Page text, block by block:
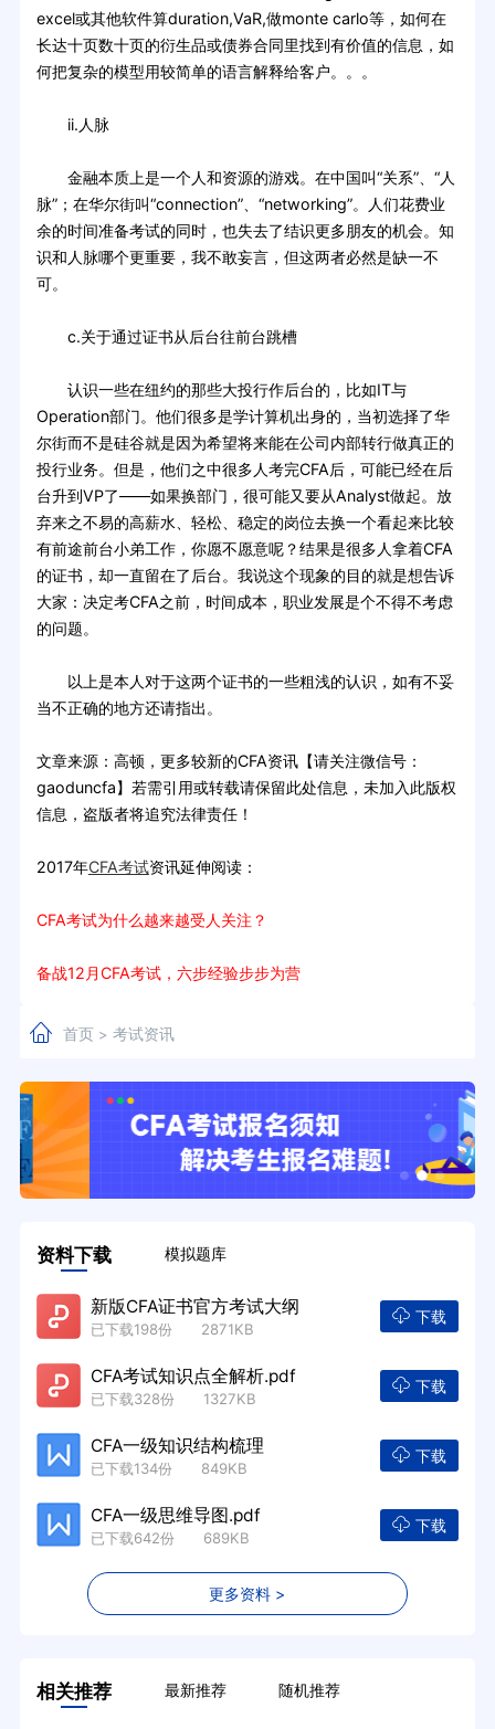
excel或其他软件算duration,VaR,做monte carlo等，如何在
长达十页数十页的衍生品或债券合同里找到有价值的信息，如
何把复杂的模型用较简单的语言解释给客户。。。
ii.人脉
金融本质上是一个人和资源的游戏。在中国叫“关系”、“人
脉”；在华尔街叫“connection”、“networking”。人们花费业
余的时间准备考试的同时，也失去了结识更多朋友的机会。知
识和人脉哪个更重要，我不敢妄言，但这两者必然是缺一不
可。
c.关于通过证书从后台往前台跳槽
认识一些在纽约的那些大投行作后台的，比如IT与
Operation部门。他们很多是学计算机出身的，当初选择了华
尔街而不是硅谷就是因为希望将来能在公司内部转行做真正的
投行业务。但是，他们之中很多人考完CFA后，可能已经在后
台升到VP了——如果换部门，很可能又要从Analyst做起。放
弃来之不易的高薪水、轻松、稳定的岗位去换一个看起来比较
有前途前台小弟工作，你愿不愿意呢？结果是很多人拿着CFA
的证书，却一直留在了后台。我说这个现象的目的就是想告诉
大家：决定考CFA之前，时间成本，职业发展是个不得不考虑
的问题。
以上是本人对于这两个证书的一些粗浅的认识，如有不妥
当不正确的地方还请指出。
文章来源：高顿，更多较新的CFA资讯【请关注微信号：
gaoduncfa】若需引用或转载请保留此处信息，未加入此版权
信息，盗版者将追究法律责任！
2017年CFA考试资讯延伸阅读：
CFA考试为什么越来越受人关注？
备战12月CFA考试，六步经验步步为营
首页> 考试资讯
资料下载 模拟题库
新版CFA证书官方考试大纲
已下载198份 2871KB
下载
CFA考试知识点全解析.pdf
已下载328份 1327KB
下载
CFA一级知识结构梳理
已下载134份 849KB
下载
CFA一级思维导图.pdf
已下载642份 689KB
下载
更多资料 >
相关推荐 最新推荐 随机推荐